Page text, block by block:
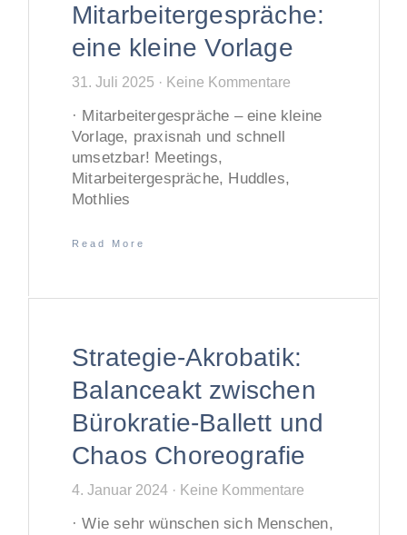
Mitarbeitergespräche:
eine kleine Vorlage
31. Juli 2025 Keine Kommentare
· Mitarbeitergespräche – eine kleine
Vorlage, praxisnah und schnell
umsetzbar! Meetings,
Mitarbeitergespräche, Huddles,
Mothlies
Read More
Strategie-Akrobatik:
Balanceakt zwischen
Bürokratie-Ballett und
Chaos Choreografie
4. Januar 2024 Keine Kommentare
· Wie sehr wünschen sich Menschen,